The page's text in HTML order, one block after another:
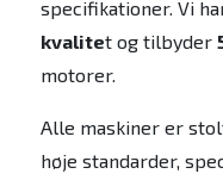
specifikationer. Vi
kvalitet og tilbyder
motorer.
Alle maskiner er
høje standarder,